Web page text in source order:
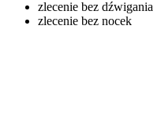
zlecenie bez dźwigania
zlecenie bez nocek